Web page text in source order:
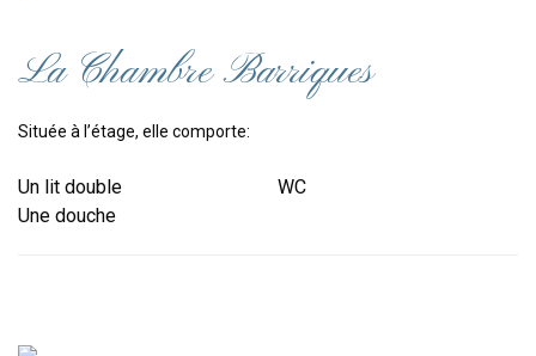
La Chambre Barriques
Située à l’étage, elle comporte:
Un lit double
Une douche
WC